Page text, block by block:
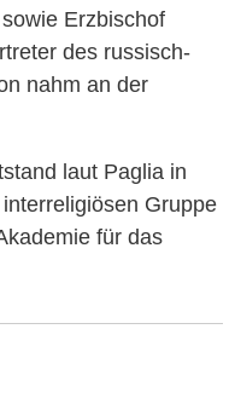
Erzbischof
des russisch-
nahm an der
laut Paglia in
Gruppe
für das